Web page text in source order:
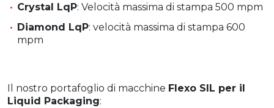
Crystal LqP: Velocità massima di stampa 500 mpm
Diamond LqP: velocità massima di stampa 600
mpm
Il nostro portafoglio di macchine Flexo SIL per il
Liquid Packaging: